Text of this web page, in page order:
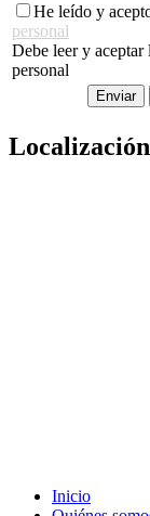
He leído y
personal
Debe leer y aceptar
personal
Localización
Inicio